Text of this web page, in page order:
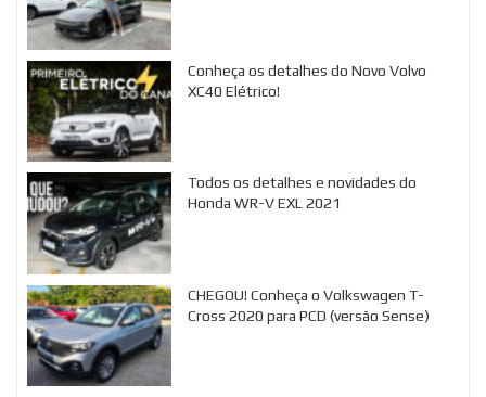
Conheça os detalhes do Novo Volvo
XC40 Elétrico!
Todos os detalhes e novidades do
Honda WR-V EXL 2021
CHEGOU! Conheça o Volkswagen T-
Cross 2020 para PCD (versão Sense)